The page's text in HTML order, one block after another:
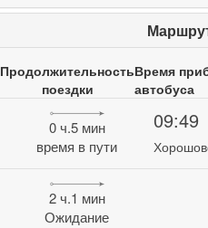
Продолжительность
поездки
Время
автобуса
0 ч.5 мин
время в пути
09:49
2 ч.1 мин
Ожидание